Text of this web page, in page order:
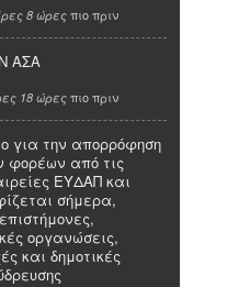
8 ώρεςπιο πριν
ΑΣΑ
18 ώρες πιο πριν
για την απορρόφηση
φορέων από τις
ΕΥΔΑΠ και
σήμερα,
οργανώσεις,
και δημοτικές